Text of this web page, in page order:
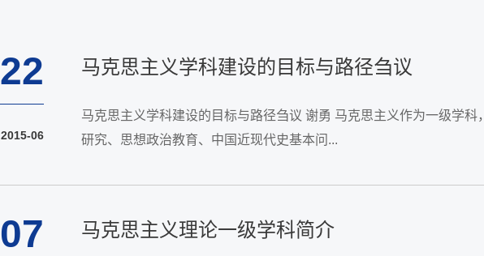
22
2015-06
马克思主义学科建设的目标与路径刍议
马克思主义学科建设的目标与路径刍议 谢勇 马克思主义作为一级学
研究、思想政治教育、中国近现代史基本问...
07 马克思主义理论一级学科简介